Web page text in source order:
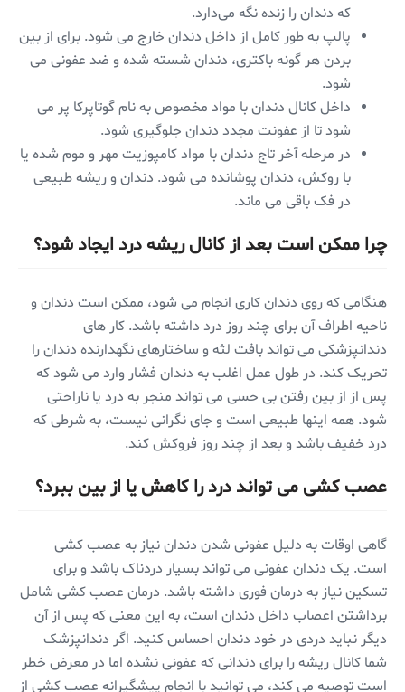
که دندان را زنده نگه می‌دارد.
پالپ به طور کامل از داخل دندان خارج می شود. برای از بین
بردن هر گونه باکتری، دندان شسته شده و ضد عفونی می
شود.
داخل کانال دندان با مواد مخصوص به نام گوتاپرکا پر می
شود تا از عفونت مجدد دندان جلوگیری شود.
در مرحله آخر تاج دندان با مواد کامپوزیت مهر و موم شده یا
با روکش، دندان پوشانده می شود. دندان و ریشه طبیعی
در فک باقی می ماند.
چرا ممکن است بعد از کانال ریشه درد ایجاد شود؟
هنگامی که روی دندان کاری انجام می شود، ممکن است دندان و
ناحیه اطراف آن برای چند روز درد داشته باشد. کار های
دندانپزشکی می تواند بافت لثه و ساختارهای نگهدارنده دندان را
تحریک کند. در طول عمل اغلب به دندان فشار وارد می شود که
پس از از بین رفتن بی حسی می تواند منجر به درد یا ناراحتی
شود. همه اینها طبیعی است و جای نگرانی نیست، به شرطی که
درد خفیف باشد و بعد از چند روز فروکش کند.
عصب کشی می تواند درد را کاهش یا از بین ببرد؟
گاهی اوقات به دلیل عفونی شدن دندان نیاز به عصب کشی
است. یک دندان عفونی می تواند بسیار دردناک باشد و برای
تسکین نیاز به درمان فوری داشته باشد. درمان عصب کشی شامل
برداشتن اعصاب داخل دندان است، به این معنی که پس از آن
دیگر نباید دردی در خود دندان احساس کنید. اگر دندانپزشک
شما کانال ریشه را برای دندانی که عفونی نشده اما در معرض خطر
است توصیه می کند، می توانید با انجام پیشگیرانه عصب کشی از